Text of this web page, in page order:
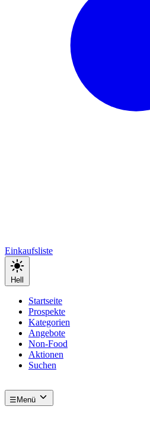
Einkaufsliste
Hell
Startseite
Prospekte
Kategorien
Angebote
Non-Food
Aktionen
Suchen
☰ Menü